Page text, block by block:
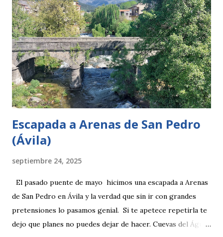
Escapada a Arenas de San Pedro
(Ávila)
septiembre 24, 2025
El pasado puente de mayo hicimos una escapada a Arenas
de San Pedro en Ávila y la verdad que sin ir con grandes
pretensiones lo pasamos genial. Si te apetece repetirla te
dejo que planes no puedes dejar de hacer. Cuevas del Águila